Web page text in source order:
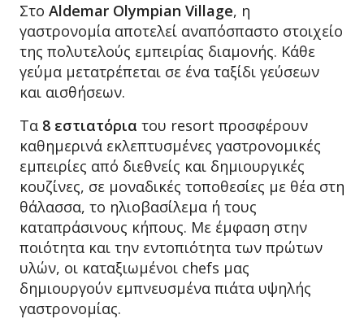
Στο Aldemar Olympian Village, η
γαστρονομία αποτελεί αναπόσπαστο στοιχείο
της πολυτελούς εμπειρίας διαμονής. Κάθε
γεύμα μετατρέπεται σε ένα ταξίδι γεύσεων
και αισθήσεων.
Τα 8 εστιατόρια του resort προσφέρουν
καθημερινά εκλεπτυσμένες γαστρονομικές
εμπειρίες από διεθνείς και δημιουργικές
κουζίνες, σε μοναδικές τοποθεσίες με θέα στη
θάλασσα, το ηλιοβασίλεμα ή τους
καταπράσινους κήπους. Με έμφαση στην
ποιότητα και την εντοπιότητα των πρώτων
υλών, οι καταξιωμένοι chefs μας
δημιουργούν εμπνευσμένα πιάτα υψηλής
γαστρονομίας.